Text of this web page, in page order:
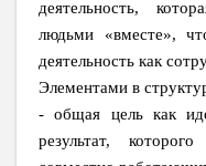
деятельность,
людьми «вместе»,
деятельность как
Элементами в
- общая цель как
результат,